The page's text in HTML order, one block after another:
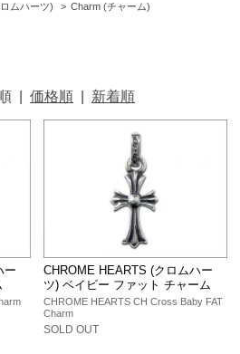
ムハーツ) > Charm (チャーム)
価格順 新着順
ー
CHROME HEARTS (クロムハー
ツ) ベイビー ファット チャーム
CHROME HEARTS CH Cross Baby FAT
Charm
SOLD OUT